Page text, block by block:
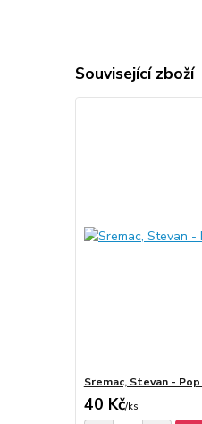
Související zboží
Sremac, Stevan -
40 Kč/ks